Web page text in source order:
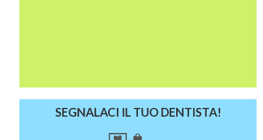
SEGNALACI IL TUO DENTISTA!